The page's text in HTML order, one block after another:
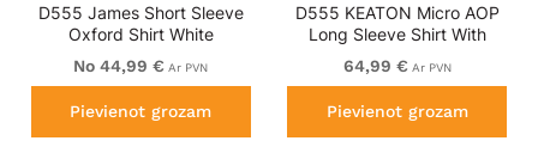
D555 James Short Sleeve
Oxford Shirt White
No 44,99 € Ar PVN
Pievienot grozam
D555 KEATON Micro AOP
Long Sleeve Shirt With
Concealed Button Down
Collar Grey
64,99 € Ar PVN
Pievienot grozam